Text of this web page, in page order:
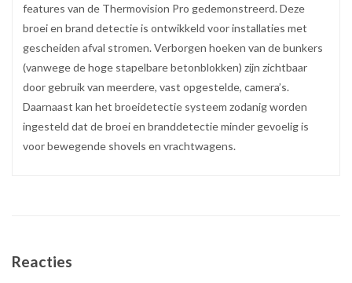
features van de Thermovision Pro gedemonstreerd. Deze
broei en brand detectie is ontwikkeld voor installaties met
gescheiden afval stromen. Verborgen hoeken van de bunkers
(vanwege de hoge stapelbare betonblokken) zijn zichtbaar
door gebruik van meerdere, vast opgestelde, camera’s.
Daarnaast kan het broeidetectie systeem zodanig worden
ingesteld dat de broei en branddetectie minder gevoelig is
voor bewegende shovels en vrachtwagens.
Reacties